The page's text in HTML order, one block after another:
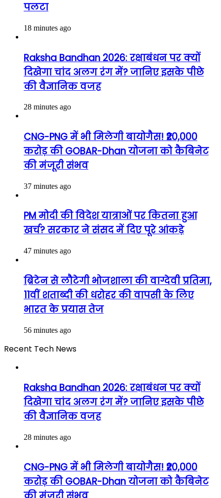
पलटा
18 minutes ago
Raksha Bandhan 2026: रक्षाबंधन पर क्यों
दिखेगा चांद अलग रंग में? जानिए इसके पीछे
की वैज्ञानिक वजह
28 minutes ago
CNG-PNG में भी मिलेगी बायोगैस! ₹20,000
करोड़ की GOBAR-Dhan योजना को कैबिनेट
की मंजूरी संभव
37 minutes ago
PM मोदी की विदेश यात्राओं पर कितना हुआ
खर्च? सरकार ने संसद में दिए पूरे आंकड़े
47 minutes ago
ब्रिटेन से लौटेगी भोजशाला की वाग्देवी प्रतिमा,
11वीं शताब्दी की धरोहर की वापसी के लिए
भारत के प्रयास तेज
56 minutes ago
Recent Tech News
Raksha Bandhan 2026: रक्षाबंधन पर क्यों
दिखेगा चांद अलग रंग में? जानिए इसके पीछे
की वैज्ञानिक वजह
28 minutes ago
CNG-PNG में भी मिलेगी बायोगैस! ₹20,000
करोड़ की GOBAR-Dhan योजना को कैबिनेट